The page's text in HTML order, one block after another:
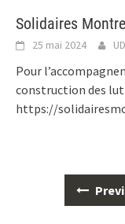
Solidaires
25 mai 2024
Pour
construction des
https://
navigation